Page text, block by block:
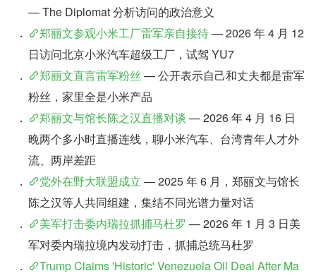
— The Diplomat 分析访问的政治意义
郑丽文参观小米工厂雷军亲自接待 — 2026 年 4 月 12
日访问北京小米汽车超级工厂，试驾 YU7
郑丽文直言雷军粉丝 — 公开表示自己和丈夫都是雷军
粉丝，家里全是小米产品
郑丽文与馆长陈之汉直播对谈 — 2026 年 4 月 16 日
晚两个多小时直播连线，聊小米汽车、台湾青年人才外
流、两岸差距
党外在野大联盟成立 — 2025 年 6 月，郑丽文与馆长
陈之汉等人共同组建，集结不同光谱力量对话
美军打击委内瑞拉抓捕马杜罗 — 2026 年 1 月 3 日美
军对委内瑞拉境内发动打击，抓捕总统马杜罗
Trump Claims 'Historic' Venezuela Oil Deal After Ma